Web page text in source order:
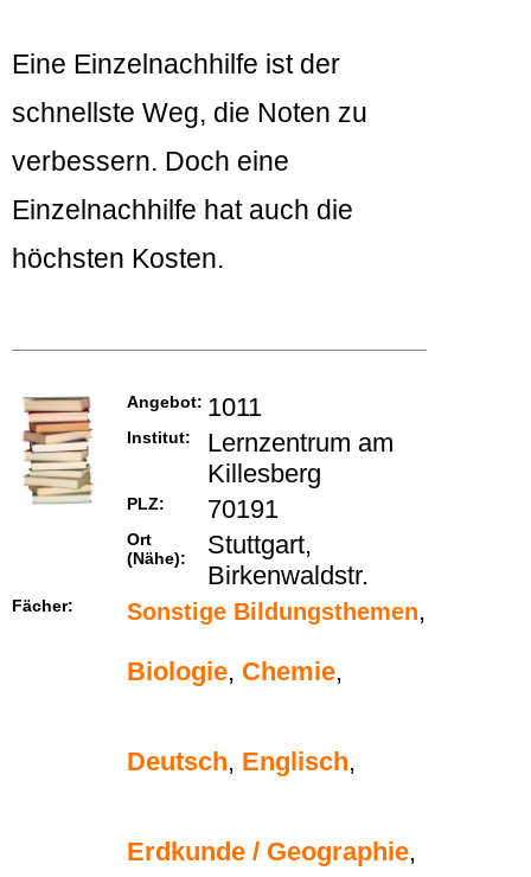
Eine Einzelnachhilfe ist der
schnellste Weg, die Noten zu
verbessern. Doch eine
Einzelnachhilfe hat auch die
höchsten Kosten.
Angebot: 1011
Institut:
Lernzentrum am
Killesberg
PLZ: 70191
Ort
(Nähe):
Stuttgart,
Birkenwaldstr.
Fächer: Sonstige Bildungsthemen,
Biologie, Chemie,
Deutsch, Englisch,
Erdkunde / Geographie,